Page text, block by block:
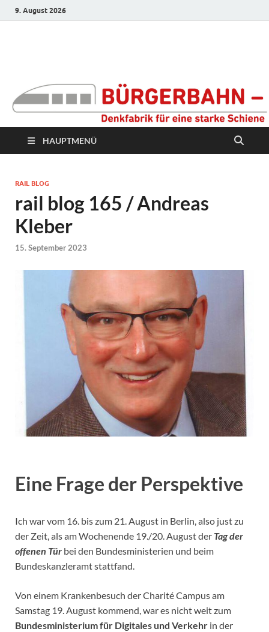
9. August 2026
Denkfabrik für eine
starke Schiene
HAUPTMENÜ
RAIL BLOG
rail blog 165 / Andreas
Kleber
15. September 2023
Eine Frage der Perspektive
Ich war vom 16. bis zum 21. August in Berlin, also just zu
der Zeit, als am Wochenende 19./20. August der Tag der
offenen Tür bei den Bundesministerien und beim
Bundeskanzleramt stattfand.
Von einem Krankenbesuch der Charité Campus am
Samstag 19. August kommend, war es nicht weit zum
Bundesministerium für Digitales und Verkehr in der